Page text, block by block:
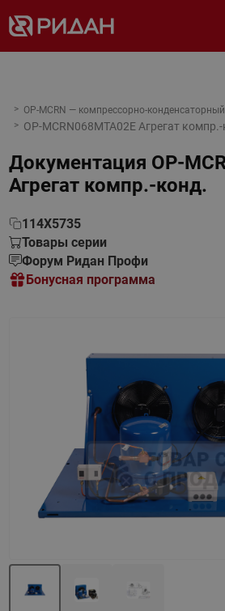
OP-MCRN — компрессорно-
OP-MCRN068MTA02E Агрегат компр.-
Документация OP-
Агрегат компр.-конд.
114X5735
Товары серии
Форум Ридан Профи
Бонусная программа